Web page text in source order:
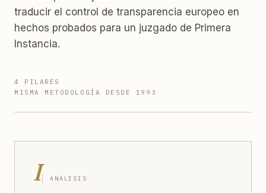
traducir el control de transparencia europeo en
hechos probados para un juzgado de Primera
Instancia.
4 PILARES
MISMA METODOLOGÍA DESDE 1993
I ANÁLISIS